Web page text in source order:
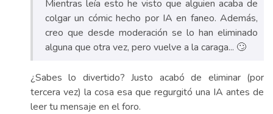
Mientras leía esto he visto que alguien acaba de
colgar un cómic hecho por IA en faneo. Además,
creo que desde moderación se lo han eliminado
alguna que otra vez, pero vuelve a la caraga... 🙄
¿Sabes lo divertido? Justo acabó de eliminar (por
tercera vez) la cosa esa que regurgitó una IA antes de
leer tu mensaje en el foro.